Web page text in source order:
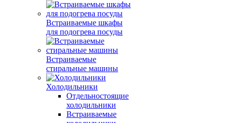
Встраиваемые шкафы
для подогрева посуды
Встраиваемые
стиральные машины
Холодильники
Отдельностоящие
холодильники
Встраиваемые